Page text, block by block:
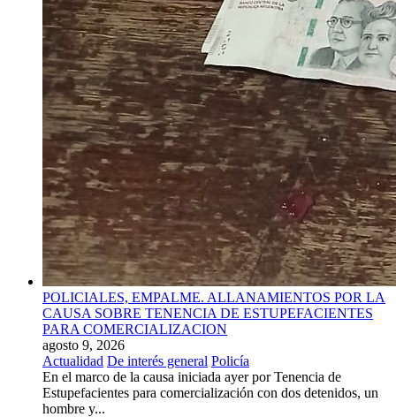
POLICIALES, EMPALME. ALLANAMIENTOS POR LA
CAUSA SOBRE TENENCIA DE ESTUPEFACIENTES
PARA COMERCIALIZACION
agosto 9, 2026
Actualidad De interés general Policía
En el marco de la causa iniciada ayer por Tenencia de
Estupefacientes para comercialización con dos detenidos, un
hombre y...